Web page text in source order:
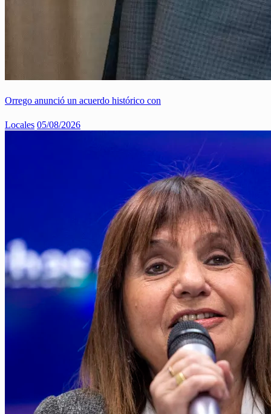
Orrego anunció un acuerdo histórico con
Locales 05/08/2026